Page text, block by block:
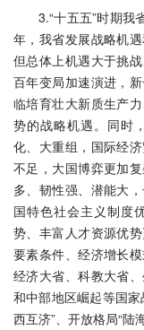
3.“十五五”时期我
年，我省发展战略机
但总体上机遇大于挑
百年变局加速演进，
临培育壮大新质生产
势的战略机遇。同时
化、大重组，国际经
不足，大国博弈更加
多、韧性强、潜能大
国特色社会主义制度
势、丰富人才资源优
要素条件、经济增长
经济大省、科教大省
和中部地区崛起等国
西互济”、开放格局“陆